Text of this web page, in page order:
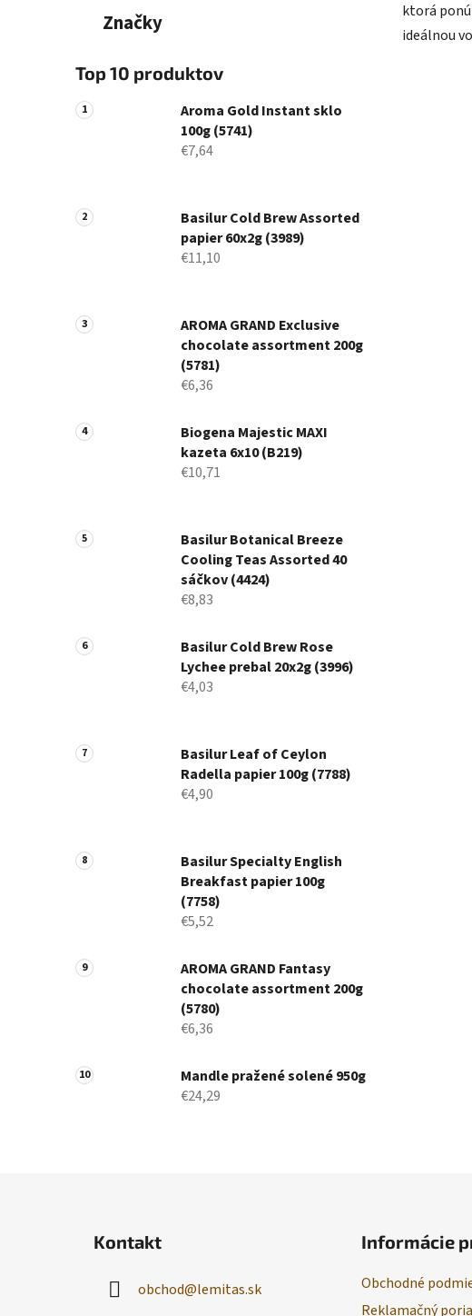
Značky
Top 10 produktov
Aroma Gold Instant sklo
100g (5741)
€7,64
Basilur Cold Brew Assorted
papier 60x2g (3989)
€11,10
AROMA GRAND Exclusive
chocolate assortment 200g
(5781)
€6,36
Biogena Majestic MAXI
kazeta 6x10 (B219)
€10,71
Basilur Botanical Breeze
Cooling Teas Assorted 40
sáčkov (4424)
€8,83
Basilur Cold Brew Rose
Lychee prebal 20x2g (3996)
€4,03
Basilur Leaf of Ceylon
Radella papier 100g (7788)
€4,90
Basilur Specialty English
Breakfast papier 100g
(7758)
€5,52
AROMA GRAND Fantasy
chocolate assortment 200g
(5780)
€6,36
Mandle pražené solené 950g
€24,29
ktorá
ideálnou
Kontakt
obchod@lemitas.sk
Informácie
Obchodné
Reklamačný